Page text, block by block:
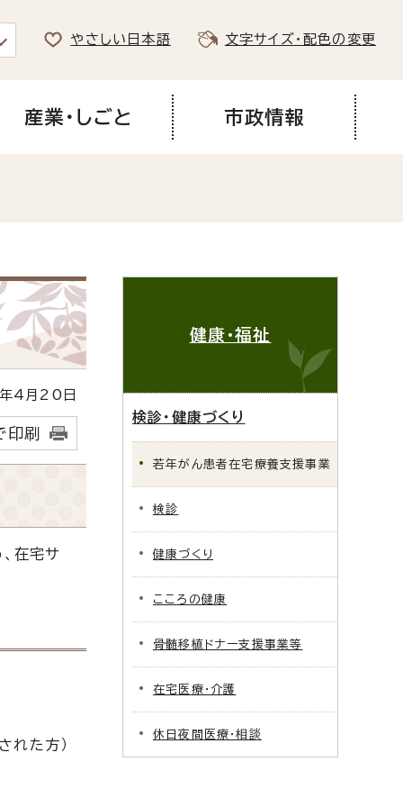
やさしい日本語 文字サイズ・配色の変更
産業・しごと 市政情報
4月20日
印刷
在宅サ
れた方）
健康・福祉
検診・健康づくり
若年がん患者在宅療養支援事業
検診
健康づくり
こころの健康
骨髄移植ドナー支援事業等
在宅医療・介護
休日夜間医療・相談